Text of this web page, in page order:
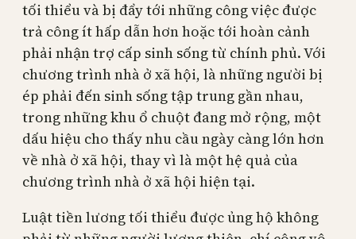
tối thiểu và bị đẩy tới những công việc được
trả công ít hấp dẫn hơn hoặc tới hoàn cảnh
phải nhận trợ cấp sinh sống từ chính phủ. Với
chương trình nhà ở xã hội, là những người bị
ép phải đến sinh sống tập trung gần nhau,
trong những khu ổ chuột đang mở rộng, một
dấu hiệu cho thấy nhu cầu ngày càng lớn hơn
về nhà ở xã hội, thay vì là một hệ quả của
chương trình nhà ở xã hội hiện tại.
Luật tiền lương tối thiểu được ủng hộ không